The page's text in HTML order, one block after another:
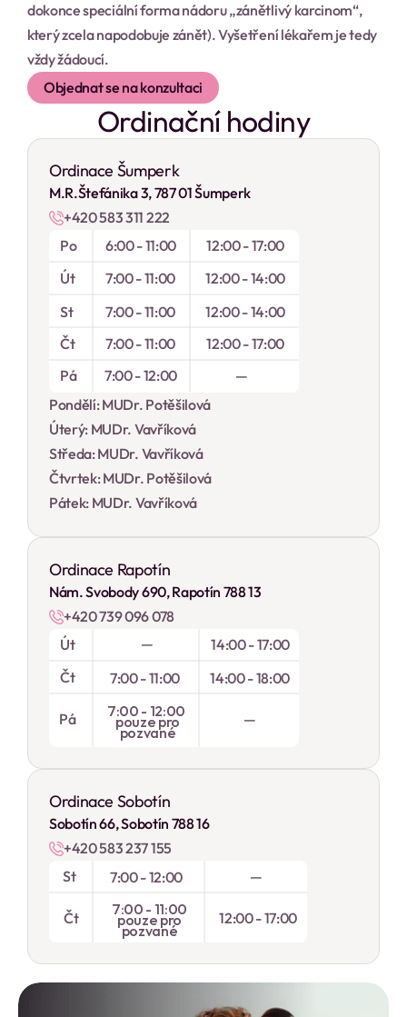
dokonce speciální forma nádoru „zánětlivý karcinom“,
který zcela napodobuje zánět). Vyšetření lékařem je tedy
vždy žádoucí.
Objednat se na konzultaci
Ordinační hodiny
Ordinace Šumperk
M.R.Štefánika 3, 787 01 Šumperk
+420 583 311 222
Po
6:00 - 11:00
12:00 - 17:00
Út
7:00 - 11:00
12:00 - 14:00
St
7:00 - 11:00
12:00 - 14:00
Čt
7:00 - 11:00
12:00 - 17:00
Pá
7:00 - 12:00
—
Pondělí: MUDr. Potěšilová
Úterý: MUDr. Vavříková
Středa: MUDr. Vavříková
Čtvrtek: MUDr. Potěšilová
Pátek: MUDr. Vavříková
Ordinace Rapotín
Nám. Svobody 690, Rapotín 788 13
+420 739 096 078
Út
Čt
—
14:00 - 17:00
7:00 - 11:00
14:00 - 18:00
Pá 7:00 - 12:00
pouze pro
pozvané
—
Ordinace Sobotín
Sobotín 66, Sobotín 788 16
+420 583 237 155
St
Čt
—
7:00 - 12:00
7:00 - 11:00
pouze pro
pozvané
12:00 - 17:00